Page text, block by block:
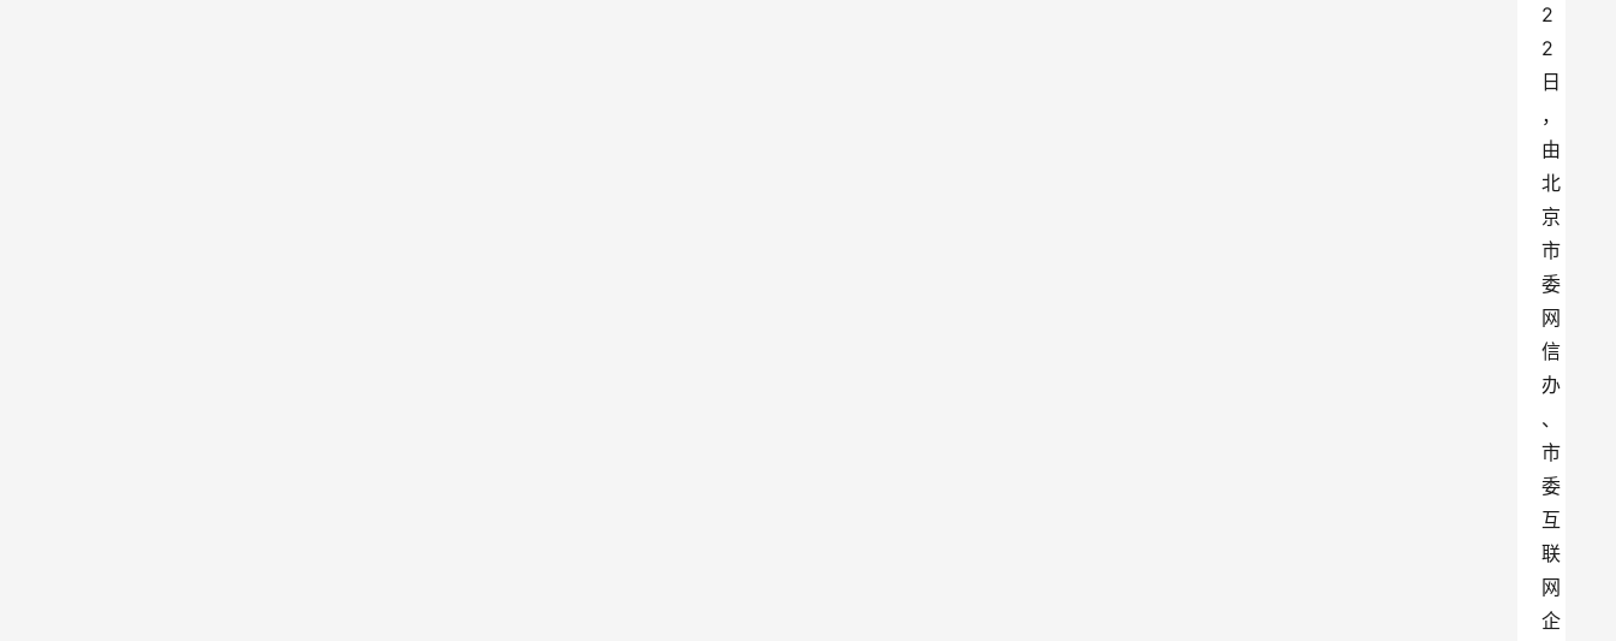
2
2
日
，
由
北
京
市
委
网
信
办
、
市
委
互
联
网
企